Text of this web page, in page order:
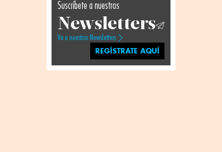
Suscríbete a nuestros
Newsletters
Ve a nuestros Newsletters
REGÍSTRATE AQUÍ